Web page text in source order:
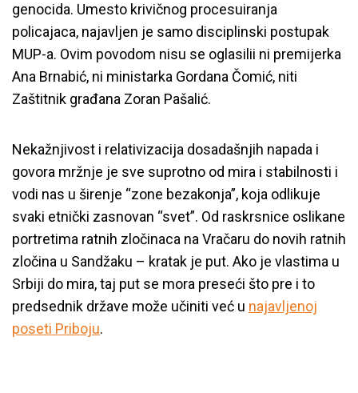
genocida. Umesto krivičnog procesuiranja
policajaca, najavljen je samo disciplinski postupak
MUP-a. Ovim povodom nisu se oglasilii ni premijerka
Ana Brnabić, ni ministarka Gordana Čomić, niti
Zaštitnik građana Zoran Pašalić.
Nekažnjivost i relativizacija dosadašnjih napada i
govora mržnje je sve suprotno od mira i stabilnosti i
vodi nas u širenje “zone bezakonja”, koja odlikuje
svaki etnički zasnovan “svet”. Od raskrsnice oslikane
portretima ratnih zločinaca na Vračaru do novih ratnih
zločina u Sandžaku – kratak je put. Ako je vlastima u
Srbiji do mira, taj put se mora preseći što pre i to
predsednik države može učiniti već u najavljenoj
poseti Priboju.